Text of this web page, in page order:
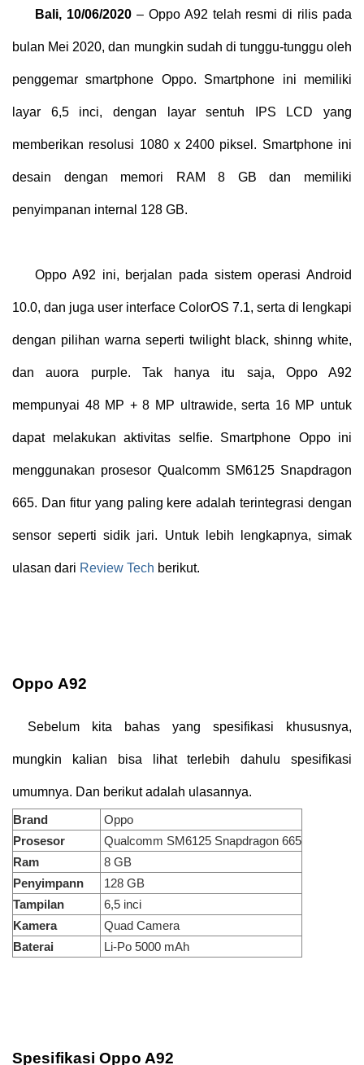
Bali, 10/06/2020 – Oppo A92 telah resmi di rilis pada
bulan Mei 2020, dan mungkin sudah di tunggu-tunggu oleh
penggemar smartphone Oppo. Smartphone ini memiliki
layar 6,5 inci, dengan layar sentuh IPS LCD yang
memberikan resolusi 1080 x 2400 piksel. Smartphone ini
desain dengan memori RAM 8 GB dan memiliki
penyimpanan internal 128 GB.
Oppo A92 ini, berjalan pada sistem operasi Android
10.0, dan juga user interface ColorOS 7.1, serta di lengkapi
dengan pilihan warna seperti twilight black, shinng white,
dan auora purple. Tak hanya itu saja, Oppo A92
mempunyai 48 MP + 8 MP ultrawide, serta 16 MP untuk
dapat melakukan aktivitas selfie. Smartphone Oppo ini
menggunakan prosesor Qualcomm SM6125 Snapdragon
665. Dan fitur yang paling kere adalah terintegrasi dengan
sensor seperti sidik jari. Untuk lebih lengkapnya, simak
ulasan dari Review Tech berikut.
Oppo A92
Sebelum kita bahas yang spesifikasi khususnya,
mungkin kalian bisa lihat terlebih dahulu spesifikasi
umumnya. Dan berikut adalah ulasannya.
Brand
Oppo
Prosesor
Qualcomm SM6125 Snapdragon 665
Ram
8 GB
Penyimpann
128 GB
Tampilan
6,5 inci
Kamera
Quad Camera
Baterai
Li-Po 5000 mAh
Spesifikasi Oppo A92